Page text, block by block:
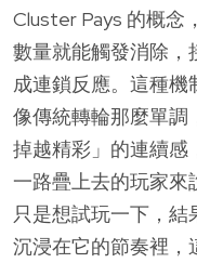
Cluster Pays 的概念
數量就能觸發消除，
成連鎖反應。這種機
像傳統轉輪那麼單調
掉越精彩」的連續感
一路疊上去的玩家來
只是想試玩一下，
沉浸在它的節奏裡，